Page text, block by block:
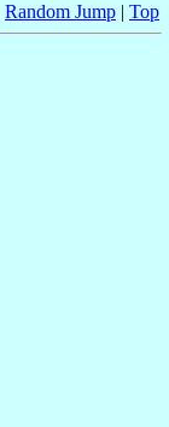
Random Jump | Top